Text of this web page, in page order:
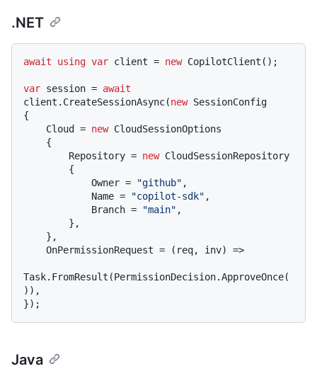
.NET
await using var client = new CopilotClient();
var session = await
client.CreateSessionAsync(new SessionConfig
{
    Cloud =
new CloudSessionOptions
        Repository =
new CloudSessionRepository
            Owner =
"github" ,
            Name =
"copilot-sdk" ,
            Branch =
"main" ,
Task.FromResult(PermissionDecision.ApproveOnce(
)),
Java